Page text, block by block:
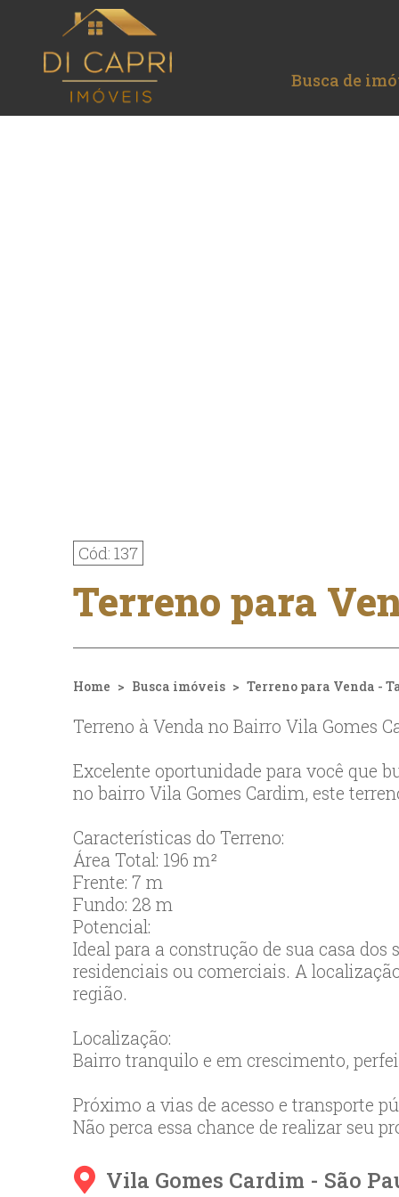
Busca de
Cód: 137
Terreno para
Home Busca imóveis Terreno para Venda -
Terreno à Venda no Bairro Vila Gomes
Excelente oportunidade para você que
no bairro Vila Gomes Cardim, este
Características do Terreno:
Área Total: 196 m²
Frente: 7 m
Fundo: 28 m
Potencial:
Ideal para a construção de sua casa
residenciais ou comerciais. A
região.
Localização:
Bairro tranquilo e em crescimento,
Próximo a vias de acesso e transporte
Não perca essa chance de realizar seu
Vila Gomes Cardim - São